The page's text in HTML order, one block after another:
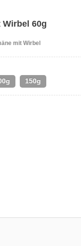
60g
mit Wirbel
150g